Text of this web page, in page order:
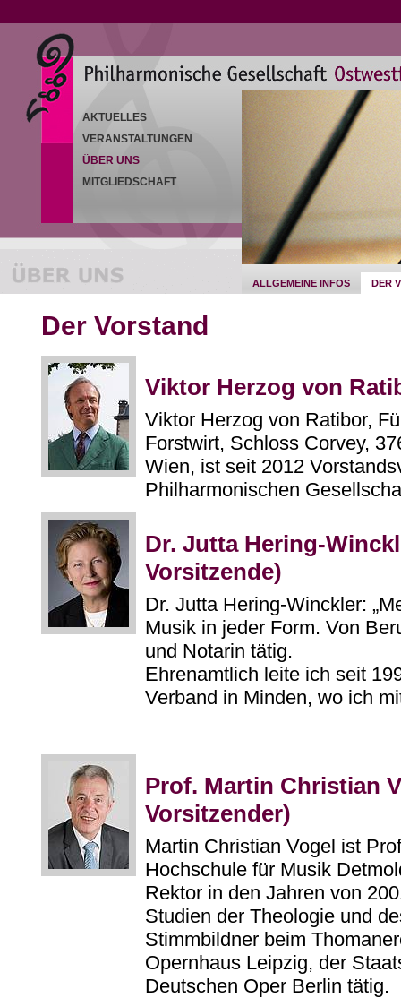
AKTUELLES
VERANSTALTUNGEN
ÜBER UNS
MITGLIEDSCHAFT
ALLGEMEINE INFOS DER
Der Vorstand
Viktor Herzog von
Viktor Herzog von Ratibor,
Forstwirt, Schloss Corvey,
Wien, ist seit 2012
Philharmonischen
Dr. Jutta Hering-
Vorsitzende)
Dr. Jutta Hering-Winckler:
Musik in jeder Form. Von
und Notarin tätig.
Ehrenamtlich leite ich seit
Verband in Minden, wo ich
Prof. Martin Christian
Vorsitzender)
Martin Christian Vogel ist
Hochschule für Musik
Rektor in den Jahren von
Studien der Theologie und
Stimmbildner beim
Opernhaus Leipzig, der
Deutschen Oper Berlin tätig.